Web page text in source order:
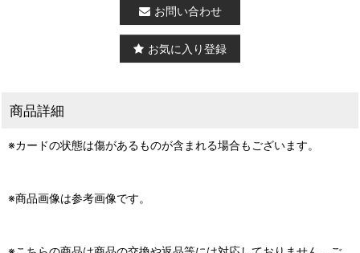
お問い合わせ
お気に入り登録
商品詳細
※カードの状態は傷があるものが含まれる場合もございます。
※商品画像は参考画像です。